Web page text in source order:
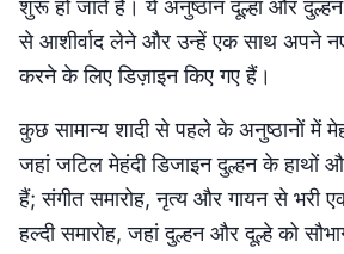
शुरू हो जाते हैं। ये अनुष्ठान दूल्हा और
से आशीर्वाद लेने और उन्हें एक साथ अपने
करने के लिए डिज़ाइन किए गए हैं।
कुछ सामान्य शादी से पहले के अनुष्ठानों में
जहां जटिल मेहंदी डिजाइन दुल्हन के हाथों
हैं; संगीत समारोह, नृत्य और गायन से भरी
हल्दी समारोह, जहां दुल्हन और दूल्हे को